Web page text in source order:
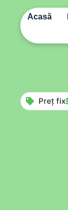
Acasă
Preț fix